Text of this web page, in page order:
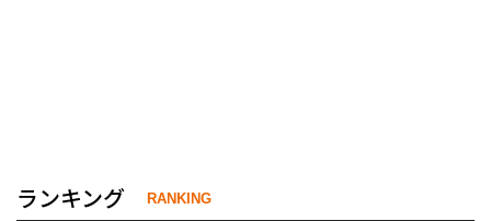
ランキング RANKING